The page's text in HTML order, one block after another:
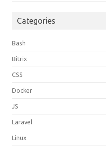
Categories
Bash
Bitrix
CSS
Docker
JS
Laravel
Linux